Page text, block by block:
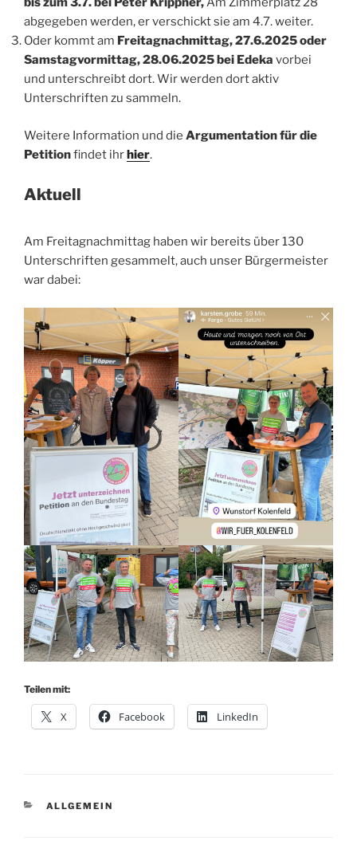
abgegeben werden, er verschickt sie am 4.7. weiter.
Oder kommt am Freitagnachmittag, 27.6.2025 oder
Samstagvormittag, 28.06.2025 bei Edeka vorbei
und unterschreibt dort. Wir werden dort aktiv
Unterschriften zu sammeln.
Weitere Information und die Argumentation für die
Petitionfindet ihrhier.
Aktuell
Am Freitagnachmittag haben wir bereits über 130
Unterschriften gesammelt, auch unser Bürgermeister
war dabei:
Teilen mit:
X Facebook LinkedIn
KATEGORIEN
ALLGEMEIN